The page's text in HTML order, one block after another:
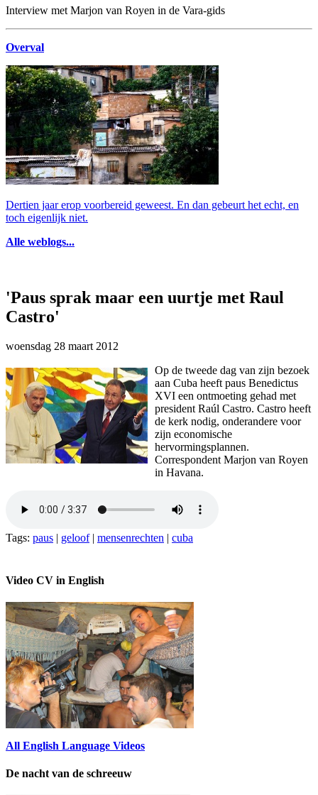
Interview met Marjon van Royen in de Vara-gids
Overval
Dertien jaar erop voorbereid geweest. En dan gebeurt het echt, en
toch eigenlijk niet.
Alle weblogs...
'Paus sprak maar een uurtje met Raul
Castro'
woensdag 28 maart 2012
Op de tweede dag van zijn bezoek
aan Cuba heeft paus Benedictus
XVI een ontmoeting gehad met
president Raúl Castro. Castro heeft
de kerk nodig, onderandere voor
zijn economische
hervormingsplannen.
Correspondent Marjon van Royen
in Havana.
Tags: paus | geloof| mensenrechten | cuba
Video CV in English
All English Language Videos
De nacht van de schreeuw